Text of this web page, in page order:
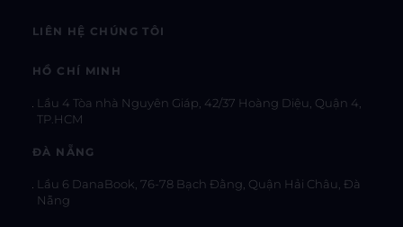
LIÊN HỆ CHÚNG TÔI
HỒ CHÍ MINH
Lầu 4 Tòa nhà Nguyên Giáp, 42/37 Hoàng Diệu, Quận 4,
TP.HCM
ĐÀ NẴNG
Lầu 6 DanaBook, 76-78 Bạch Đằng, Quận Hải Châu, Đà
Nẵng